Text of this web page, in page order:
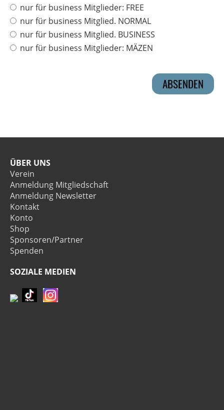
nur für business Mitglieder: FREE
nur für business Mitglied. NORMAL
nur für business Mitglied. BUSINESS
nur für business Mitglieder: MÄZEN
ÜBER UNS
Verein
Anmeldung Mitgliedschaft
Anmeldung Newsletter
Kontakt
Konto
Shop
Sponsoren/Partner
Spenden
SOZIALE MEDIEN